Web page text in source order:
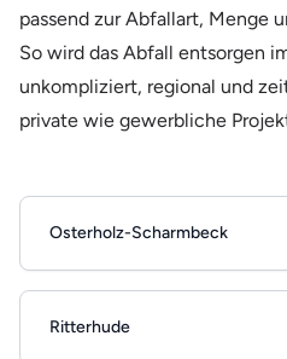
passend zur Abfallart, Menge
So wird das Abfall entsorgen
unkompliziert, regional und
private wie gewerbliche
Osterholz-Scharmbeck
Ritterhude